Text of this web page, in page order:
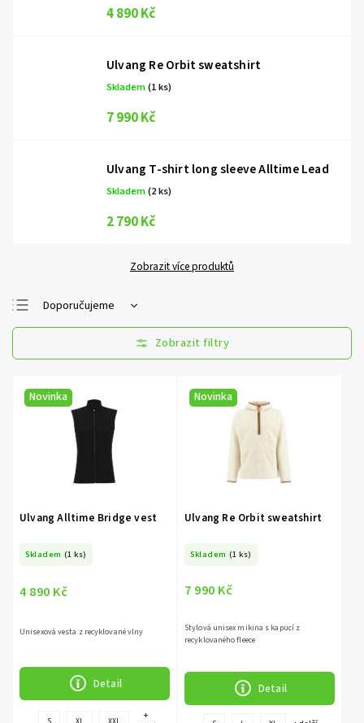
4 890 Kč
Ulvang Re Orbit sweatshirt
Skladem(1 ks)
7 990 Kč
Ulvang T-shirt long sleeve Alltime Lead
Skladem(2 ks)
2 790 Kč
Zobrazit více produktů
Doporučujeme
Nejlevnější
Nejdražší
Abecedně
Novinka
Ulvang Alltime Bridge vest
Skladem (1 ks)
4 890 Kč
Detail
Unisexová vesta z recyklované vlny
+
Novinka
Ulvang Re Orbit sweatshirt
Skladem (1 ks)
7 990 Kč
Detail
Stylová unisex mikina s kapucí z
recyklovaného fleece